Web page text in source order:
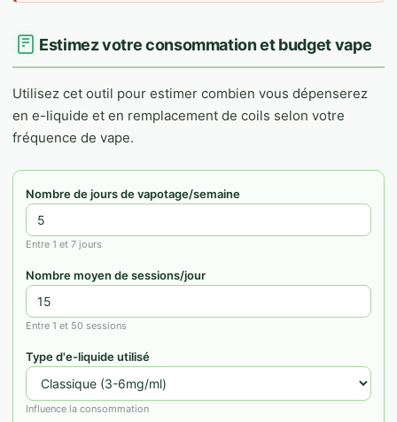
Estimez votre consommation et budget vape
Utilisez cet outil pour estimer combien vous dépenserez
en e-liquide et en remplacement de coils selon votre
fréquence de vape.
Nombre de jours de vapotage/semaine
Entre 1 et 7 jours
Nombre moyen de sessions/jour
Entre 1 et 50 sessions
Type d'e-liquide utilisé
Influence la consommation